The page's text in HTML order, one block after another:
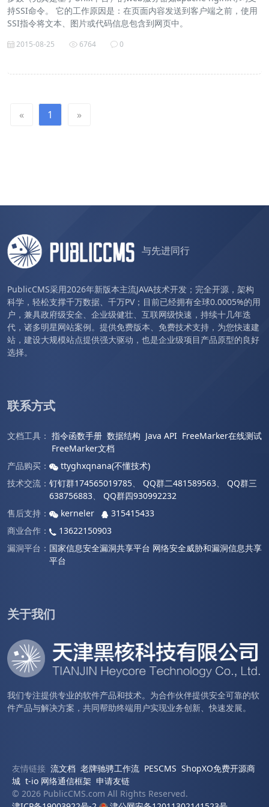
持SSI命令。 它的工作原因是：在页面内容发送到客户端之前，使用
SSI指令将文本、图片或代码信息包含到网页中。
2015-08-25 6764 0
« 1 »
与先进同行
PublicCMS采用2026年新版本主流JAVA技术开发；完全开源，架构
科学，轻松支撑千万数据、千万PV；目前已经拥有全球0.0005%的用
户，兼具政府级安全、企业级健壮、互联网级快速，持续十几年迭
代，诸多明星网站案例。提供免费版本、免费技术支持，为您快速建
站，建设大规模站点提供强大驱动，也是企业级项目产品原型的良好
选择。
联系方式
文档工具： 指令函数手册 数据结构 Java API FreeMarker在线测试
FreeMarker文档
产品购买：
ttyghxqnana(不懂技术)
技术交流： 钉钉群174565019785、 QQ群二481589563、 QQ群三
638756883、 QQ群四930992232
售后支持：
kerneler
315415433
商业合作：
13622150903
漏洞平台： 国家信息安全漏洞共享平台 网络安全威胁和漏洞信息共享
平台
关于我们
我们专注提供专业的软件产品和技术。为合作伙伴提供安全可靠的软
件产品与解决方案，共同帮助终端用户实现业务创新、快速发展。
友情链接 流文档 老牌驰骋工作流 PESCMS ShopXO免费开源商
城 t-io 网络通信框架 申请友链
© 2026 PublicCMS.com All Rights Reserved.